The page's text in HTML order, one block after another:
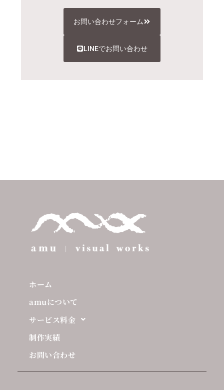
お問い合わせフォーム
LINEでお問い合わせ
ホーム
amuについて
サービス料金
制作実績
お問い合わせ